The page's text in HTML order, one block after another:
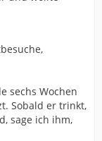
sechs Wochen
Sobald er trinkt,
sage ich ihm,